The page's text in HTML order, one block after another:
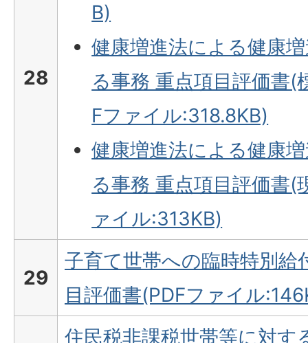
28
B)
健康増進法による健康
る事務 重点項目評価書(
Fファイル:318.8KB)
健康増進法による健康
る事務 重点項目評価書(
ァイル:313KB)
29
子育て世帯への臨時特別給
目評価書(PDFファイル
住民税非課税世帯等に対す